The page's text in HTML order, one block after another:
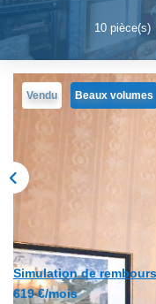
10 pièce(s)
Vendu Beaux volumes
Simulation de
619 €/mois